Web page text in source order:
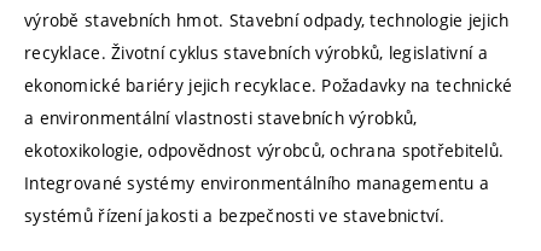
výrobě stavebních hmot. Stavební odpady, technologie jejich
recyklace. Životní cyklus stavebních výrobků, legislativní a
ekonomické bariéry jejich recyklace. Požadavky na technické
a environmentální vlastnosti stavebních výrobků,
ekotoxikologie, odpovědnost výrobců, ochrana spotřebitelů.
Integrované systémy environmentálního managementu a
systémů řízení jakosti a bezpečnosti ve stavebnictví.